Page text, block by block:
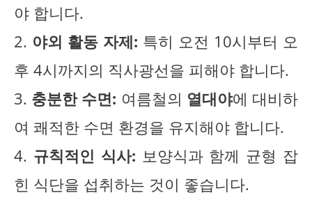
야 합니다.
2. 야외 활동 자제: 특히 오전 10시부터 오
후 4시까지의 직사광선을 피해야 합니다.
3. 충분한 수면: 여름철의 열대야에 대비하
여 쾌적한 수면 환경을 유지해야 합니다.
4. 규칙적인 식사: 보양식과 함께 균형 잡
힌 식단을 섭취하는 것이 좋습니다.